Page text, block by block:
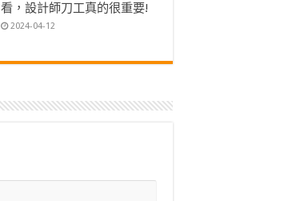
看，設計師刀工真的很重要!
2024-04-12